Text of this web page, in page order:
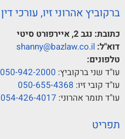
ברקוביץ אהרוני זיו, עורכי דין
כתובת: נגב 2, איירפורט סיטי
דוא"ל: shanny@bazlaw.co.il
טלפונים:
עו"ד שני ברקוביץ: 050-942-2000
עו"ד קובי זיו: 050-655-4368
עו"ד תומר אהרוני: 054-426-4017
תפריט